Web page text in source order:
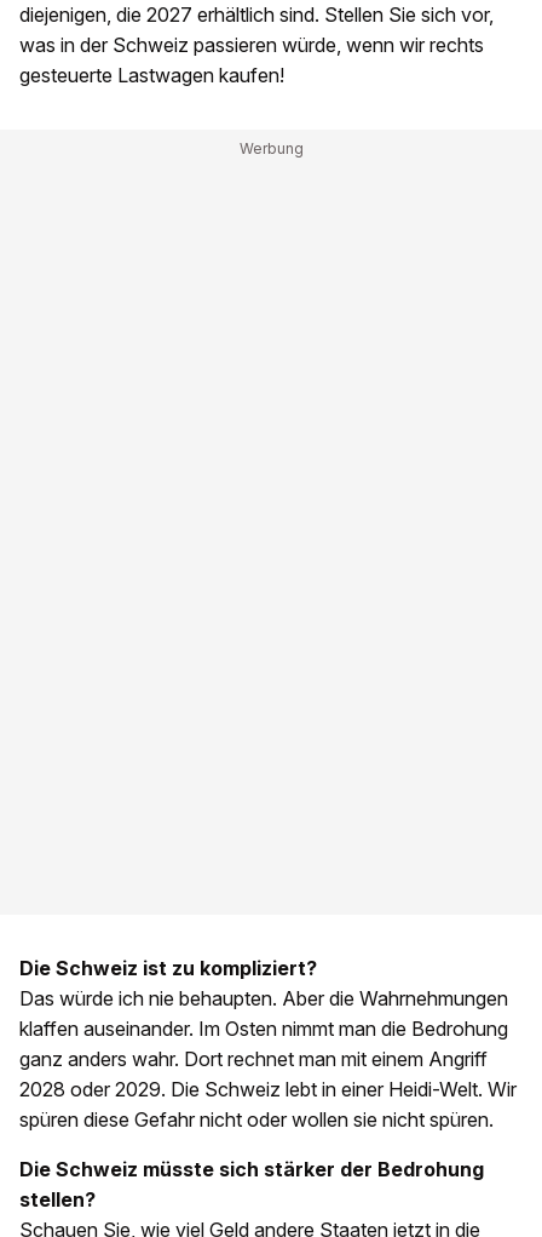
diejenigen, die 2027 erhältlich sind. Stellen Sie sich vor,
was in der Schweiz passieren würde, wenn wir rechts
gesteuerte Lastwagen kaufen!
Die Schweiz ist zu kompliziert?
Das würde ich nie behaupten. Aber die Wahrnehmungen
klaffen auseinander. Im Osten nimmt man die Bedrohung
ganz anders wahr. Dort rechnet man mit einem Angriff
2028 oder 2029. Die Schweiz lebt in einer Heidi-Welt. Wir
spüren diese Gefahr nicht oder wollen sie nicht spüren.
Die Schweiz müsste sich stärker der Bedrohung
stellen?
Schauen Sie, wie viel Geld andere Staaten jetzt in die